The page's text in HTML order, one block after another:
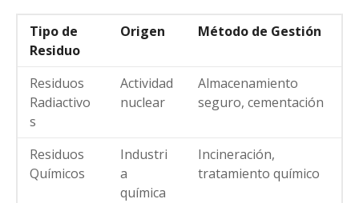
Tipo de
Residuo
Origen Método de Gestión
Residuos
Radiactivo
s
Actividad
nuclear
Almacenamiento
seguro, cementación
Residuos
Químicos
Industri
a
química
Incineración,
tratamiento químico